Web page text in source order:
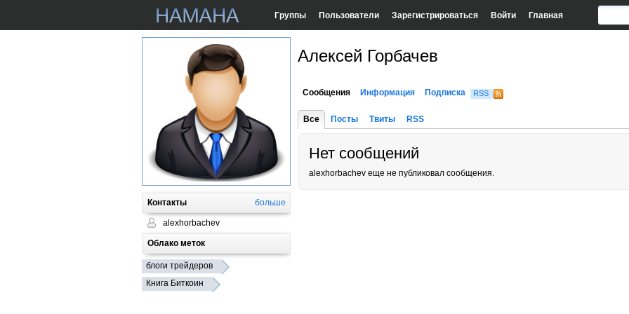
Группы Пользователи Зарегистрироваться Войти Главная
Контакты больше
alexhorbachev
Облако меток
блоги трейдеров
Книга Биткоин
Алексей Горбачев
Сообщения Информация Подписка RSS
Все Посты Твиты RSS
Нет сообщений
alexhorbachev еще не публиковал сообщения.